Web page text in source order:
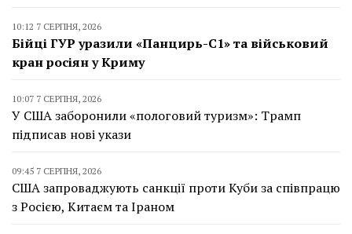
10:12 7 СЕРПНЯ, 2026
Бійці ГУР уразили «Панцирь-С1» та військовий
кран росіян у Криму
10:07 7 СЕРПНЯ, 2026
У США заборонили «пологовий туризм»: Трамп
підписав нові укази
09:45 7 СЕРПНЯ, 2026
США запроваджують санкції проти Куби за співпрацю
з Росією, Китаєм та Іраном